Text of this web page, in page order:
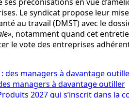
Le syndicat propose leur
au travail (DMST) avec le
, notamment quand cet
le vote des entreprises
managers à davantage outiller